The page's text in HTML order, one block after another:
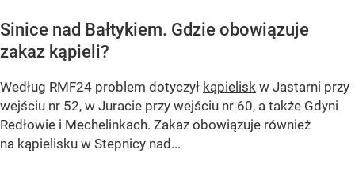
Sinice nad Bałtykiem. Gdzie obowiązuje
zakaz kąpieli?
Według RMF24 problem dotyczył kąpielisk w Jastarni przy
wejściu nr 52, w Juracie przy wejściu nr 60, a także Gdyni
Redłowie i Mechelinkach. Zakaz obowiązuje również
na kąpielisku w Stepnicy nad...